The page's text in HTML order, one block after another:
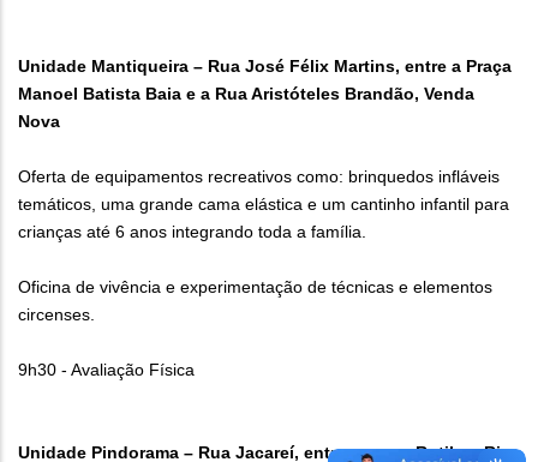
Unidade Mantiqueira – Rua José Félix Martins, entre a Praça
Manoel Batista Baia e a Rua Aristóteles Brandão, Venda
Nova
Oferta de equipamentos recreativos como: brinquedos infláveis
temáticos, uma grande cama elástica e um cantinho infantil para
crianças até 6 anos integrando toda a família.
Oficina de vivência e experimentação de técnicas e elementos
circenses.
9h30 - Avaliação Física
Unidade Pindorama – Rua Jacareí, entre as ruas Rutilo e Rio